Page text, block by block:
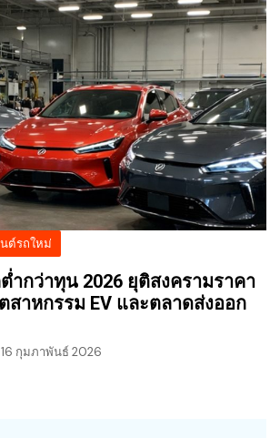
ต์รถใหม่
กว่าทุน 2026 ยุติสงครามราคา
สาหกรรม EV และตลาดส่งออก
16 กุมภาพันธ์ 2026